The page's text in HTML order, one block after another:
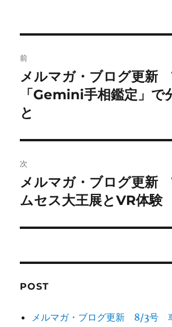
稿
ナ
ビ
ゲ
ー
シ
前
前
の
投
メルマガ・ブログ更新
「Gemini手相鑑定」で
と
次
次
の
稿:
メルマガ・ブログ更
ムセス大王展とVR体験
POST
メルマガ・ブログ更新 8/3号